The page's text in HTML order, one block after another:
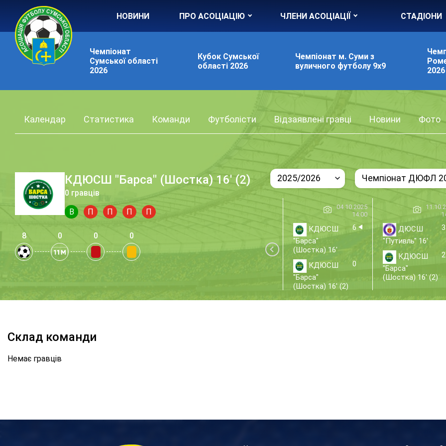
НОВИНИ ПРО АСОЦІАЦІЮ ЧЛЕНИ АСОЦІАЦІЇ СТАДІОНИ
Чемпіонат
Сумської області
2026
Кубок Сумської
області 2026
Чемпіонат м. Суми з
вуличного футболу 9х9
2026
Календар Статистика Команди Футболісти Відзаявлені гравці Новини Фото
КДЮСШ "Барса" (Шостка) 16' (2)
0 гравців
В П П П П
8 0 0 0
2025/2026 Чемпіонат ДЮФЛ
04.10.2025
14:00
КДЮСШ
"Барса"
(Шостка) 16'
6
КДЮСШ
"Барса"
(Шостка) 16' (2)
0
ДЮСШ
"Путивль" 16'
3
КДЮСШ
"Барса"
(Шостка) 16' (2)
2
Склад команди
Немає гравців